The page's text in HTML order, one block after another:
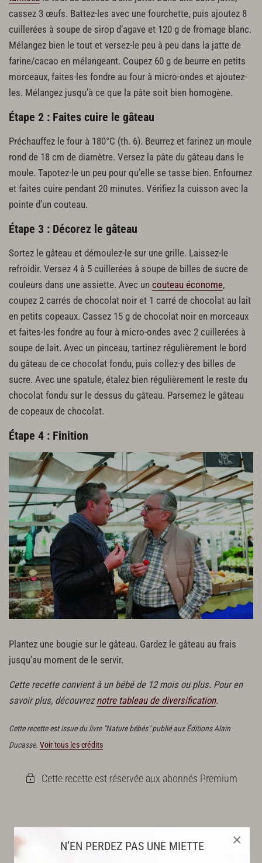
N’EN PERDEZ PAS UNE MIETTE ×
cassez 3 œufs. Battez-les avec une fourchette, puis ajoutez 8
cuillerées à soupe de sirop d’agave et 120 g de fromage blanc.
Mélangez bien le tout et versez-le peu à peu dans la jatte de
farine/cacao en mélangeant. Coupez 60 g de beurre en petits
morceaux, faites-les fondre au four à micro-ondes et ajoutez-
les. Mélangez jusqu’à ce que la pâte soit bien homogène.
Étape 2 : Faites cuire le gâteau
Préchauffez le four à 180°C (th. 6). Beurrez et farinez un moule
rond de 18 cm de diamètre. Versez la pâte du gâteau dans le
moule. Tapotez-le un peu pour qu’elle se tasse bien. Enfournez
et faites cuire pendant 20 minutes. Vérifiez la cuisson avec la
pointe d’un couteau.
Étape 3 : Décorez le gâteau
Sortez le gâteau et démoulez-le sur une grille. Laissez-le
refroidir. Versez 4 à 5 cuillerées à soupe de billes de sucre de
couleurs dans une assiette. Avec un couteau économe,
coupez 2 carrés de chocolat noir et 1 carré de chocolat au lait
en petits copeaux. Cassez 15 g de chocolat noir en morceaux
et faites-les fondre au four à micro-ondes avec 2 cuillerées à
soupe de lait. Avec un pinceau, tartinez régulièrement le bord
du gâteau de ce chocolat fondu, puis collez-y des billes de
sucre. Avec une spatule, étalez bien régulièrement le reste du
chocolat fondu sur le dessus du gâteau. Parsemez le gâteau
de copeaux de chocolat.
Étape 4 : Finition
Plantez une bougie sur le gâteau. Gardez le gâteau au frais
jusqu’au moment de le servir.
Cette recette convient à un bébé de 12 mois ou plus. Pour en
savoir plus, découvreznotre tableau de diversification.
Cette recette est issue du livre "Nature bébés" publié aux Éditions Alain
Ducasse. Voir tous les crédits
Cette recette est réservée aux abonnés Premium